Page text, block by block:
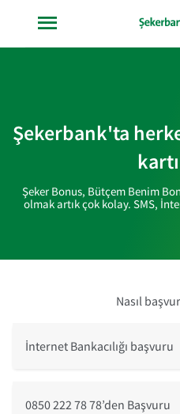
Şekerbank'ta
Şeker Bonus, Bütçem Benim
olmak artık çok kolay. SMS,
Nasıl
İnternet Bankacılığı başvuru
0850 222 78 78’den Başvuru